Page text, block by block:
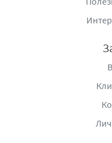
придава по-лека и
✅печени хлебни
✅наситен, солено-
✅изразена
✅NON-GMO съставки